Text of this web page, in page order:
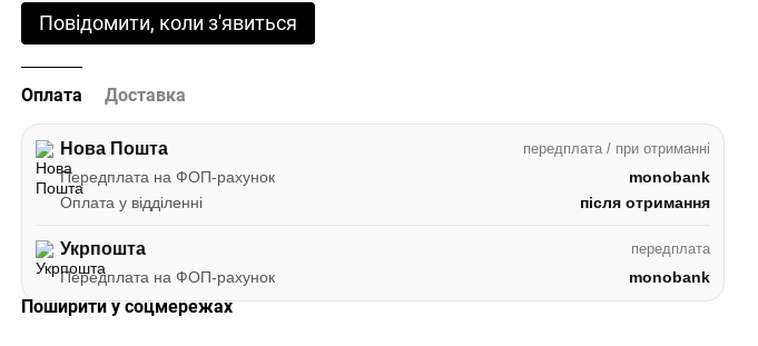
Повідомити, коли з'явиться
Оплата Доставка
Нова Пошта передплата / при отриманні
Передплата на ФОП-рахунок
monobank
Оплата у відділенні
після отримання
Укрпошта передплата
Передплата на ФОП-рахунок monobank
Поширити у соцмережах